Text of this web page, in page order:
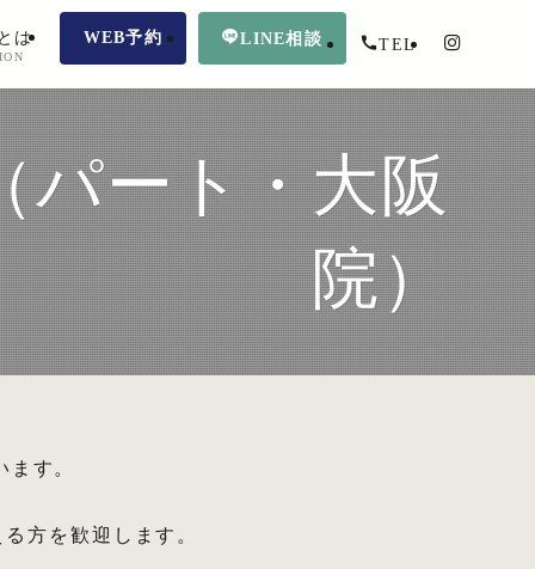
は WEB予約 LINE相談 TEL
パート・大阪
院）
す。
方を歓迎します。